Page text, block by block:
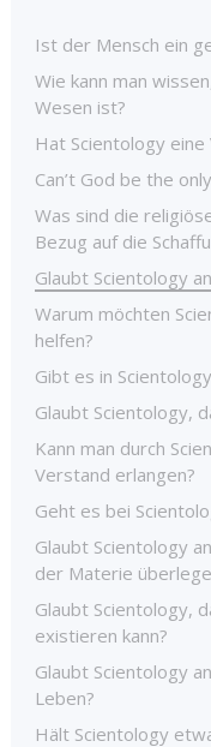
Ist der Mensch ein
Wie kann man
Wesen ist?
Hat Scientology
Can’t God be the
Was sind die
Bezug auf die
Glaubt Scientology
Warum möchten
helfen?
Gibt es in
Glaubt Scientology,
Kann man durch
Verstand erlangen?
Geht es bei
Glaubt Scientology
der Materie
Glaubt Scientology,
existieren kann?
Glaubt Scientology
Leben?
Hält Scientology